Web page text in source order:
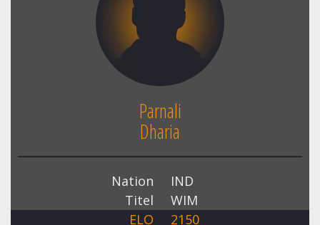
Parnali
Dharia
Nation
IND
Titel
WIM
ELO
2150